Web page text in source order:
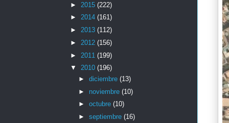
► 2015 (222)
► 2014 (161)
► 2013 (112)
► 2012 (156)
► 2011 (199)
▼ 2010 (196)
► diciembre (13)
► noviembre (10)
► octubre (10)
► septiembre (16)